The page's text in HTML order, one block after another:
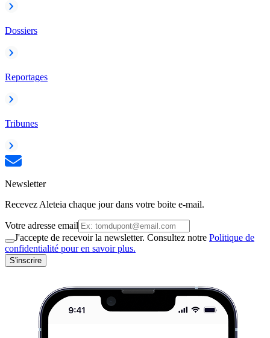
Dossiers
Reportages
Tribunes
Newsletter
Recevez Aleteia chaque jour dans votre boite e-mail.
Votre adresse email
J'accepte de recevoir la newsletter. Consultez notre Politique de
confidentialité pour en savoir plus.
S'inscrire